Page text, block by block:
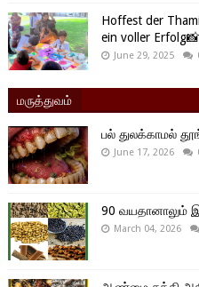
Hoffest der
ein voller Erfolg📸
June 29, 2025
மருத்துவம்
பல் துலக்காமல்
June 17, 2026
90 வயதானாலும்
March 04, 2026